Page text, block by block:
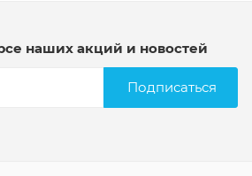
наших акций и новостей
Подписаться